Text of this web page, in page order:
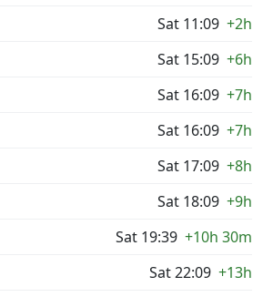
Sat 11:09 +2h
Sat 15:09 +6h
Sat 16:09 +7h
Sat 16:09 +7h
Sat 17:09 +8h
Sat 18:09 +9h
Sat 19:39 +10h 30m
Sat 22:09 +13h